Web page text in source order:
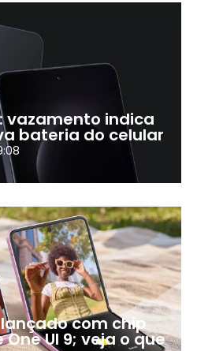
vazamento indica
bateria do celular
lançado com chip
UI 9; veja o que